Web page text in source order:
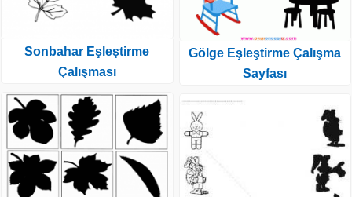
Sonbahar Eşleştirme
Çalışması
Gölge Eşleştirme Çalışma
Sayfası